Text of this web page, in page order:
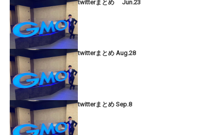
twitterまとめ Jun.23
twitterまとめ Aug.28
twitterまとめ Sep.8